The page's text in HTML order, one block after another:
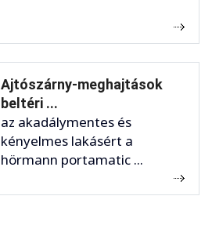
Ajtószárny-meghajtások
beltéri ...
az akadálymentes és
kényelmes lakásért a
hörmann portamatic ...